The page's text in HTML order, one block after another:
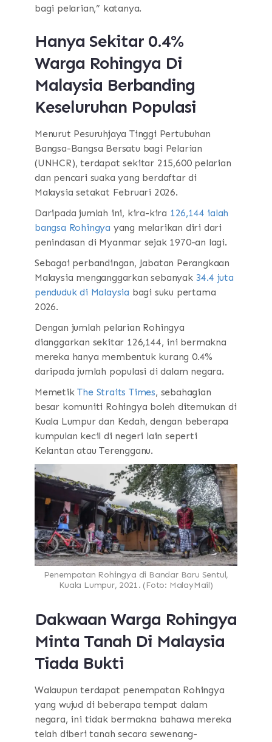
bagi pelarian,” katanya.
Hanya Sekitar 0.4%
Warga Rohingya Di
Malaysia Berbanding
Keseluruhan Populasi
Menurut Pesuruhjaya Tinggi Pertubuhan
Bangsa-Bangsa Bersatu bagi Pelarian
(UNHCR), terdapat sekitar 215,600 pelarian
dan pencari suaka yang berdaftar di
Malaysia setakat Februari 2026.
Daripada jumlah ini, kira-kira 126,144 ialah
bangsa Rohingya yang melarikan diri dari
penindasan di Myanmar sejak 1970-an lagi.
Sebagai perbandingan, Jabatan Perangkaan
Malaysia menganggarkan sebanyak 34.4 juta
penduduk di Malaysia bagi suku pertama
2026.
Dengan jumlah pelarian Rohingya
dianggarkan sekitar 126,144, ini bermakna
mereka hanya membentuk kurang 0.4%
daripada jumlah populasi di dalam negara.
MemetikThe Straits Times, sebahagian
besar komuniti Rohingya boleh ditemukan di
Kuala Lumpur dan Kedah, dengan beberapa
kumpulan kecil di negeri lain seperti
Kelantan atau Terengganu.
Penempatan Rohingya di Bandar Baru Sentul,
Kuala Lumpur, 2021. (Foto: MalayMail)
Dakwaan Warga Rohingya
Minta Tanah Di Malaysia
Tiada Bukti
Walaupun terdapat penempatan Rohingya
yang wujud di beberapa tempat dalam
negara, ini tidak bermakna bahawa mereka
telah diberi tanah secara sewenang-